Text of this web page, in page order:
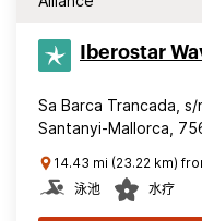
Iberostar
Sa Barca Trancada, s/
Santanyi-Mallorca,
14.43 mi (23.22 km)
泳池
水疗